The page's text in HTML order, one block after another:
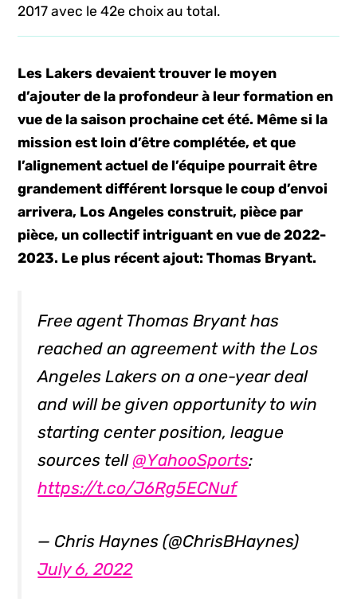
2017 avec le 42e choix au total.
Les Lakers devaient trouver le moyen
d’ajouter de la profondeur à leur formation en
vue de la saison prochaine cet été. Même si la
mission est loin d’être complétée, et que
l’alignement actuel de l’équipe pourrait être
grandement différent lorsque le coup d’envoi
arrivera, Los Angeles construit, pièce par
pièce, un collectif intriguant en vue de 2022-
2023. Le plus récent ajout: Thomas Bryant.
Free agent Thomas Bryant has
reached an agreement with the Los
Angeles Lakers on a one-year deal
and will be given opportunity to win
starting center position, league
sources tell @YahooSports:
https://t.co/J6Rg5ECNuf
— Chris Haynes (@ChrisBHaynes)
July 6, 2022